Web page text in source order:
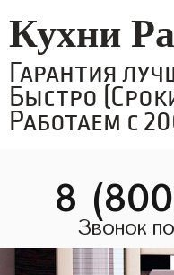
Кухни
Гарантия
Быстро
Работаем с
8
Звонок